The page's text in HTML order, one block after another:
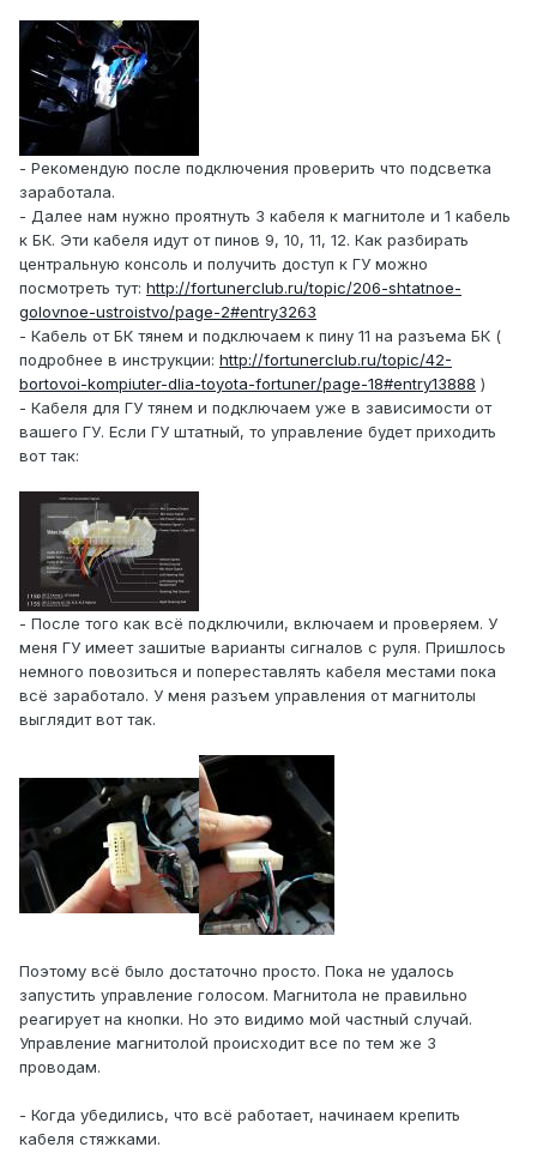
- Рекомендую после подключения проверить что подсветка
заработала.
- Далее нам нужно проятнуть 3 кабеля к магнитоле и 1 кабель
к БК. Эти кабеля идут от пинов 9, 10, 11, 12. Как разбирать
центральную консоль и получить доступ к ГУ можно
посмотреть тут: http://fortunerclub.ru/topic/206-shtatnoe-
golovnoe-ustroistvo/page-2#entry3263
- Кабель от БК тянем и подключаем к пину 11 на разъема БК (
подробнее в инструкции: http://fortunerclub.ru/topic/42-
bortovoi-kompiuter-dlia-toyota-fortuner/page-18#entry13888 )
- Кабеля для ГУ тянем и подключаем уже в зависимости от
вашего ГУ. Если ГУ штатный, то управление будет приходить
вот так:
- После того как всё подключили, включаем и проверяем. У
меня ГУ имеет зашитые варианты сигналов с руля. Пришлось
немного повозиться и попереставлять кабеля местами пока
всё заработало. У меня разъем управления от магнитолы
выглядит вот так.
Поэтому всё было достаточно просто. Пока не удалось
запустить управление голосом. Магнитола не правильно
реагирует на кнопки. Но это видимо мой частный случай.
Управление магнитолой происходит все по тем же 3
проводам.
- Когда убедились, что всё работает, начинаем крепить
кабеля стяжками.